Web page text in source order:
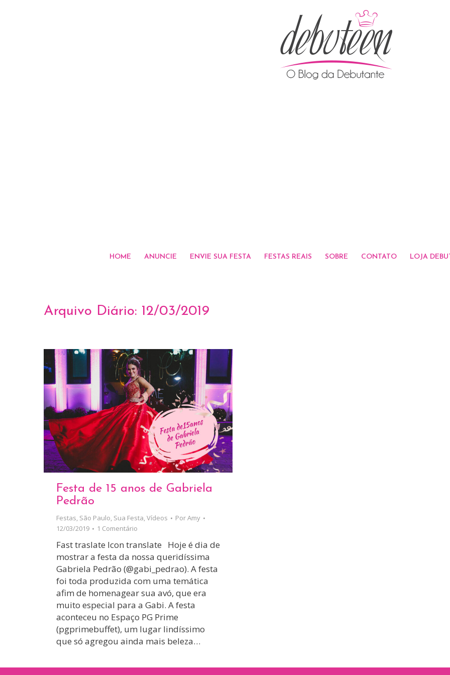
HOME ANUNCIE ENVIE SUA FESTA FESTAS REAIS SOBRE CONTATO LOJA
Arquivo Diário: 12/03/2019
Festa de 15 anos de Gabriela
Pedrão
Festas, São Paulo, Sua Festa,Vídeos PorAmy
12/03/2019
1 Comentário
Fast traslate Icon translate Hoje é dia de
mostrar a festa da nossa queridíssima
Gabriela Pedrão (@gabi_pedrao). A festa
foi toda produzida com uma temática
afim de homenagear sua avó, que era
muito especial para a Gabi. A festa
aconteceu no Espaço PG Prime
(pgprimebuffet), um lugar lindíssimo
que só agregou ainda mais beleza…